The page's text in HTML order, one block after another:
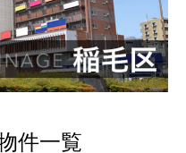
件一覧